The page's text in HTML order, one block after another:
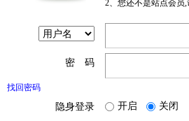
2、您还不是站点会员
密 码
找回密码
隐身登录 开启 关闭